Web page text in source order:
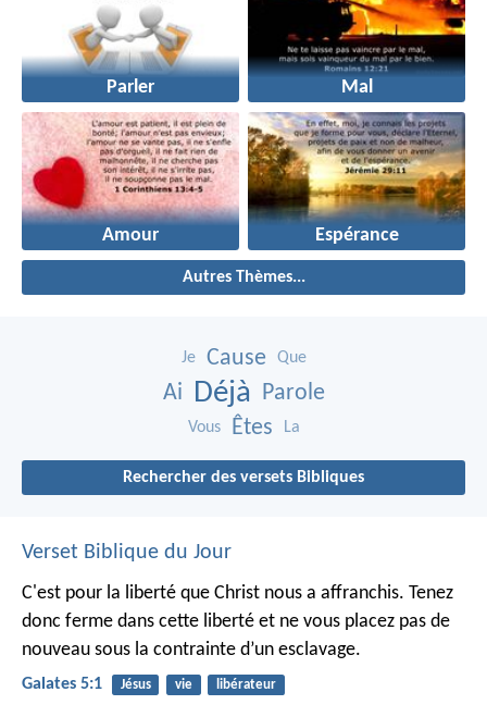
Parler Mal
Amour Espérance
Autres Thèmes...
Je Cause Que
Ai Déjà Parole
Vous Êtes La
Rechercher des versets Bibliques
Verset Biblique du Jour
C'est pour la liberté que Christ nous a affranchis. Tenez
donc ferme dans cette liberté et ne vous placez pas de
nouveau sous la contrainte d’un esclavage.
Galates 5:1 Jésus vie libérateur